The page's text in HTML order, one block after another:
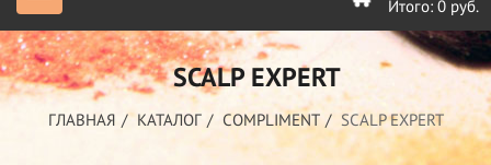
Итого: 0 руб.
SCALP EXPERT
ГЛАВНАЯ КАТАЛОГ COMPLIMENT SCALP EXPERT